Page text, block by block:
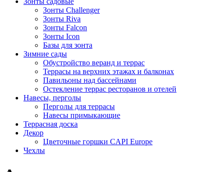
Зонты Challenger
Зонты Riva
Зонты Falcon
Зонты Icon
Базы для зонта
Зимние сады
Обустройство веранд и террас
Террасы на верхних этажах и балконах
Павильоны над бассейнами
Остекление террас ресторанов и отелей
Навесы, перголы
Перголы для террасы
Навесы примыкающие
Террасная доска
Декор
Цветочные горшки CAPI Europe
Чехлы